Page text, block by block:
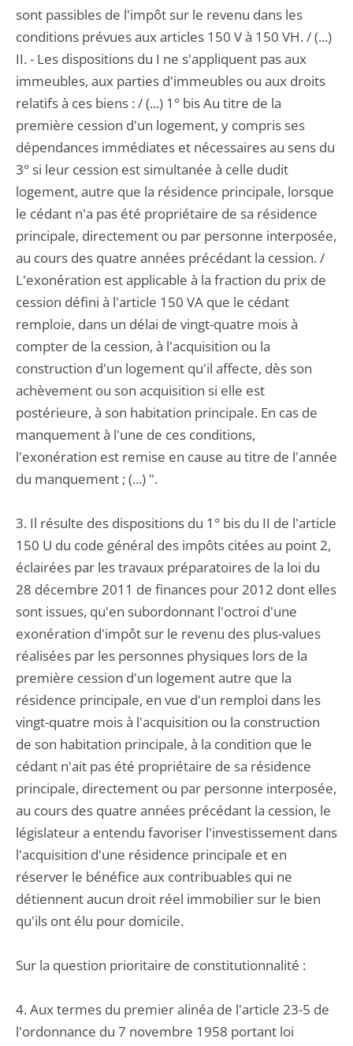
sont passibles de l'impôt sur le revenu dans les
conditions prévues aux articles 150 V à 150 VH. / (...)
II. - Les dispositions du I ne s'appliquent pas aux
immeubles, aux parties d'immeubles ou aux droits
relatifs à ces biens : / (...) 1° bis Au titre de la
première cession d'un logement, y compris ses
dépendances immédiates et nécessaires au sens du
3° si leur cession est simultanée à celle dudit
logement, autre que la résidence principale, lorsque
le cédant n'a pas été propriétaire de sa résidence
principale, directement ou par personne interposée,
au cours des quatre années précédant la cession. /
L'exonération est applicable à la fraction du prix de
cession défini à l'article 150 VA que le cédant
remploie, dans un délai de vingt-quatre mois à
compter de la cession, à l'acquisition ou la
construction d'un logement qu'il affecte, dès son
achèvement ou son acquisition si elle est
postérieure, à son habitation principale. En cas de
manquement à l'une de ces conditions,
l'exonération est remise en cause au titre de l'année
du manquement ; (...) ".
3. Il résulte des dispositions du 1° bis du II de l'article
150 U du code général des impôts citées au point 2,
éclairées par les travaux préparatoires de la loi du
28 décembre 2011 de finances pour 2012 dont elles
sont issues, qu'en subordonnant l'octroi d'une
exonération d'impôt sur le revenu des plus-values
réalisées par les personnes physiques lors de la
première cession d'un logement autre que la
résidence principale, en vue d'un remploi dans les
vingt-quatre mois à l'acquisition ou la construction
de son habitation principale, à la condition que le
cédant n'ait pas été propriétaire de sa résidence
principale, directement ou par personne interposée,
au cours des quatre années précédant la cession, le
législateur a entendu favoriser l'investissement dans
l'acquisition d'une résidence principale et en
réserver le bénéfice aux contribuables qui ne
détiennent aucun droit réel immobilier sur le bien
qu'ils ont élu pour domicile.
Sur la question prioritaire de constitutionnalité :
4. Aux termes du premier alinéa de l'article 23-5 de
l'ordonnance du 7 novembre 1958 portant loi